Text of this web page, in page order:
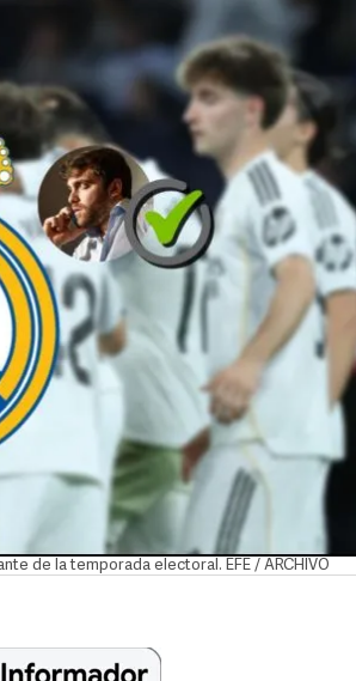
de la temporada electoral. EFE / ARCHIVO